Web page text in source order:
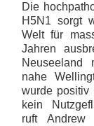
Die
H5N1 sorgt
Welt für
Jahren
Neuseeland
nahe
wurde positiv
kein
ruft Andrew